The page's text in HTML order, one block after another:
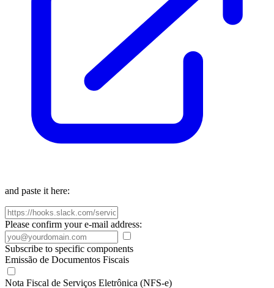
and paste it here:
Please confirm your e-mail address:
Subscribe to specific components
Emissão de Documentos Fiscais
Nota Fiscal de Serviços Eletrônica (NFS-e)